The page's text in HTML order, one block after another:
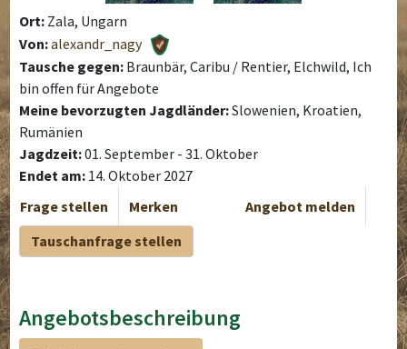
Ort: Zala, Ungarn
Von:alexandr_nagy
Tausche gegen: Braunbär, Caribu / Rentier, Elchwild, Ich
bin offen für Angebote
Meine bevorzugten Jagdländer:Slowenien, Kroatien,
Rumänien
Jagdzeit:01. September - 31. Oktober
Endet am: 14. Oktober 2027
Frage stellen
Merken
Angebot melden
Tauschanfrage stellen
Angebotsbeschreibung